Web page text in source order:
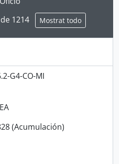
MARÍA
1214
Mostrat todo
G4-CO-MI
(Acumulación)